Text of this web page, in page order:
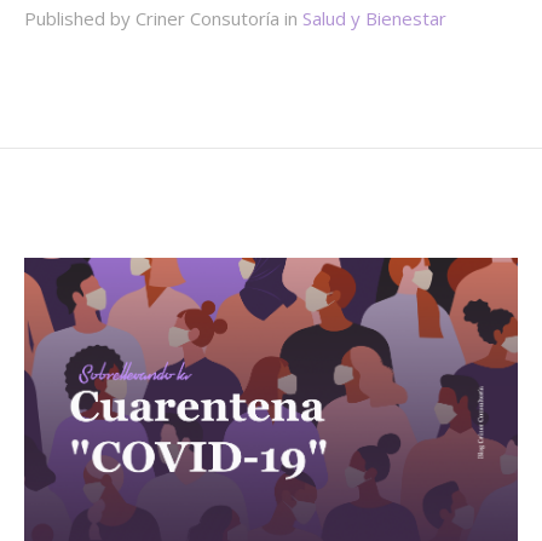
Published by Criner Consutoría in Salud y Bienestar